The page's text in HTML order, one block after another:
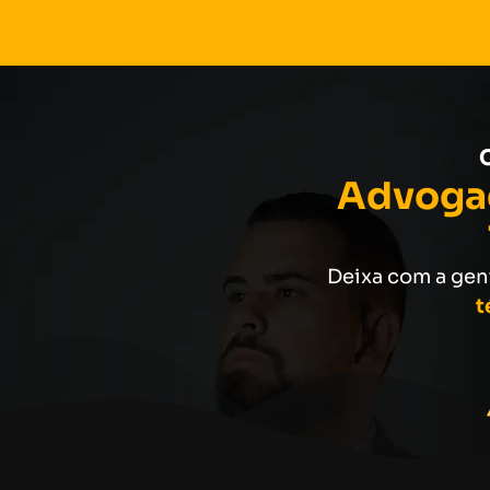
Deixa com a